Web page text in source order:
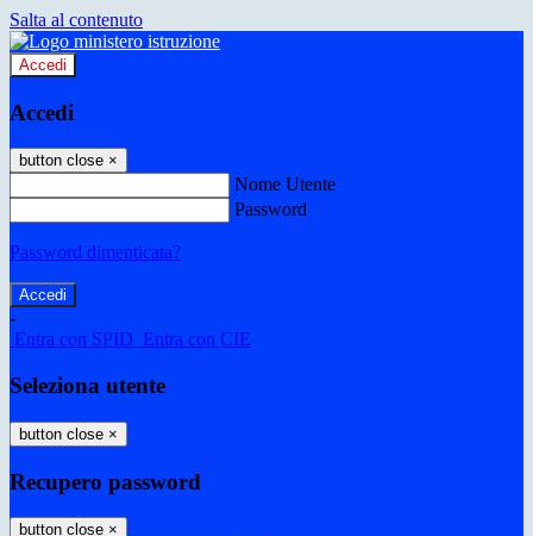
Salta al contenuto
Accedi
Accedi
button close ×
Nome Utente
Password
Password dimenticata?
-
Entra con SPID Entra con CIE
Seleziona utente
button close ×
Recupero password
button close ×